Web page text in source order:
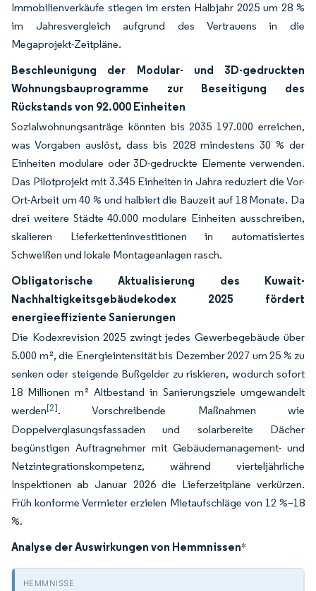
Immobilienverkäufe stiegen im ersten Halbjahr 2025 um 28 %
im Jahresvergleich aufgrund des Vertrauens in die
Megaprojekt-Zeitpläne.
Beschleunigung der Modular- und 3D-gedruckten
Wohnungsbauprogramme zur Beseitigung des
Rückstands von 92.000 Einheiten
Sozialwohnungsanträge könnten bis 2035 197.000 erreichen,
was Vorgaben auslöst, dass bis 2028 mindestens 30 % der
Einheiten modulare oder 3D-gedruckte Elemente verwenden.
Das Pilotprojekt mit 3.345 Einheiten in Jahra reduziert die Vor-
Ort-Arbeit um 40 % und halbiert die Bauzeit auf 18 Monate. Da
drei weitere Städte 40.000 modulare Einheiten ausschreiben,
skalieren Lieferketteninvestitionen in automatisiertes
Schweißen und lokale Montageanlagen rasch.
Obligatorische Aktualisierung des Kuwait-
Nachhaltigkeitsgebäudekodex 2025 fördert
energieeffiziente Sanierungen
Die Kodexrevision 2025 zwingt jedes Gewerbegebäude über
5.000 m², die Energieintensität bis Dezember 2027 um 25 % zu
senken oder steigende Bußgelder zu riskieren, wodurch sofort
18 Millionen m² Altbestand in Sanierungsziele umgewandelt
werden[2]. Vorschreibende Maßnahmen wie
Doppelverglasungsfassaden und solarbereite Dächer
begünstigen Auftragnehmer mit Gebäudemanagement- und
Netzintegrationskompetenz, während vierteljährliche
Inspektionen ab Januar 2026 die Lieferzeitpläne verkürzen.
Früh konforme Vermieter erzielen Mietaufschläge von 12 %–18
%.
Analyse der Auswirkungen von Hemmnissen*